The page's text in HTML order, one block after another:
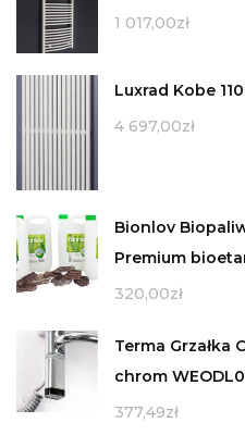
1 017,00zł
Luxrad Kobe
4 697,00zł
Bionlov
Premium
320,00zł
Terma Grzałka
chrom
377,49zł